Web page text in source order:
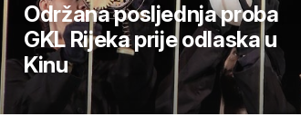
Održana posljednja proba
GKL Rijeka prije odlaska u
Kinu